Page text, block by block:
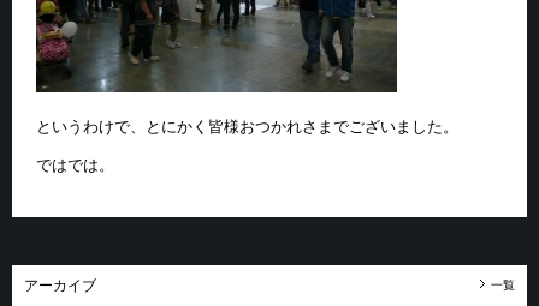
というわけで、とにかく皆様おつかれさまでございました。
ではでは。
アーカイブ 一覧